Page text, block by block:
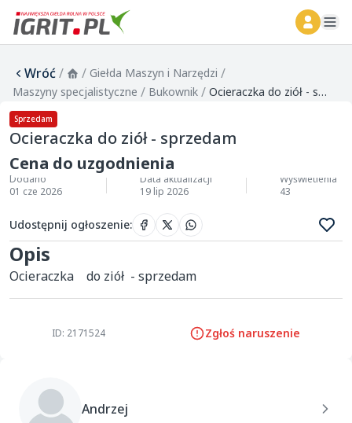
Wróć/ / Giełda Maszyn i Narzędzi /
Maszyny specjalistyczne / Bukownik / Ocieraczka do ziół - sprzedam
Sprzedam
Ocieraczka do ziół - sprzedam
Cena do uzgodnienia
Dodano
01 cze 2026
Data aktualizacji
19 lip 2026
Wyświetlenia
43
Udostępnij ogłoszenie:
Opis
Ocieraczka    do ziół  - sprzedam
ID: 2171524 Zgłoś naruszenie
Andrzej